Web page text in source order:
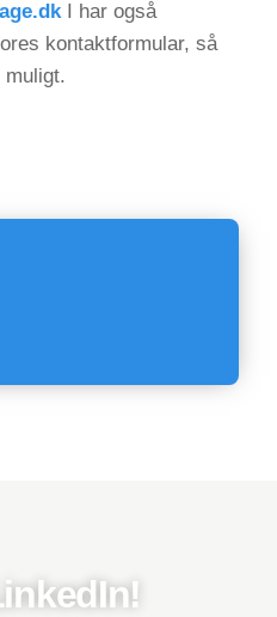
I har også
kontaktformular, så
muligt.